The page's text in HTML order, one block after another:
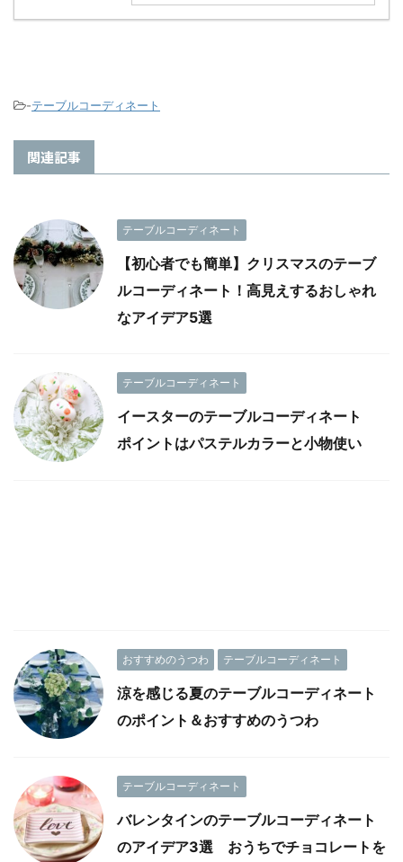
-テーブルコーディネート
関連記事
テーブルコーディネート
【初心者でも簡単】クリスマスのテーブ
ルコーディネート！高見えするおしゃれ
なアイデア5選
テーブルコーディネート
イースターのテーブルコーディネート
ポイントはパステルカラーと小物使い
おすすめのうつわ テーブルコーディネート
涼を感じる夏のテーブルコーディネート
のポイント＆おすすめのうつわ
テーブルコーディネート
バレンタインのテーブルコーディネート
のアイデア3選 おうちでチョコレートを